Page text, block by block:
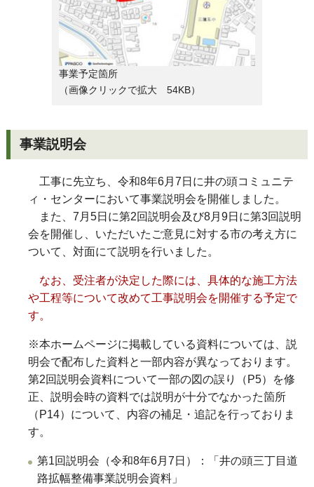
事業予定箇所
（画像クリックで拡大 54KB）
事業説明会
工事に先立ち、令和8年6月7日に井の頭コミュニテ
ィ・センターにおいて事業説明会を開催しました。
また、7月5日に第2回説明会及び8月9日に第3回説明
会を開催し、いただいたご意見に対する市の考え方に
ついて、対面にて説明を行いました。
なお、受注者が決定した際には、具体的な施工方法
や工程等について改めて工事説明会を開催する予定で
す。
※本ホームページに掲載している資料については、説
明会で配布した資料と一部内容が異なっております。
第2回説明会資料について一部の図の誤り（P5）を修
正、説明会時の資料では説明が十分でなかった箇所
（P14）について、内容の補足・追記を行っておりま
す。
第1回説明会（令和8年6月7日）：「井の頭三丁目道
路拡幅整備事業説明会資料」